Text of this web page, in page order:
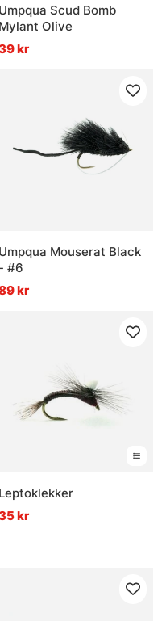
Umpqua Scud Bomb
Mylant Olive
kr
Umpqua Mouserat Black
- #6
kr
Leptoklekker
kr